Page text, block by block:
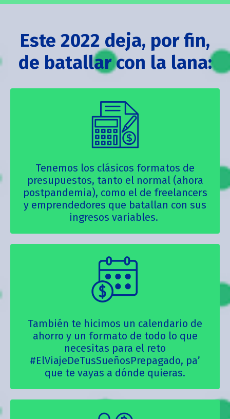
Este 2022 deja, por fin,
de batallar con la lana:
Tenemos los clásicos formatos de
presupuestos, tanto el normal (ahora
postpandemia), como el de freelancers
y emprendedores que batallan con sus
ingresos variables.
También te hicimos un calendario de
ahorro y un formato de todo lo que
necesitas para el reto
#ElViajeDeTusSueñosPrepagado, pa’
que te vayas a dónde quieras.